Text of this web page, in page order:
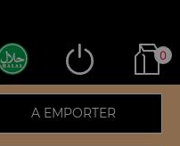
0
A EMPORTER